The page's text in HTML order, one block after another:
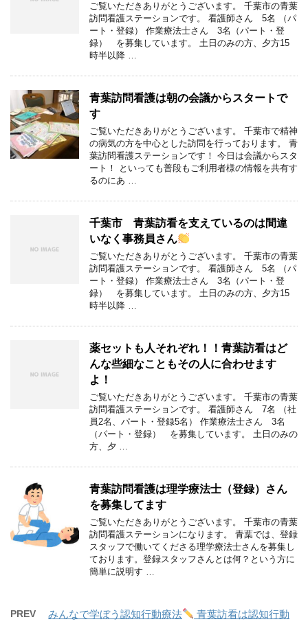
ご覧いただきありがとうございます。 千葉市の青葉
訪問看護ステーションです。 看護師さん 5名 （パ
ート・登録） 作業療法士さん 3名（パート・登
録） を募集しています。 土日のみの方、夕方15
時半以降 …
青葉訪問看護は朝の会議からスタートで
す
ご覧いただきありがとうございます。 千葉市で精神
の病気の方を中心とした訪問を行っております。 青
葉訪問看護ステーションです！ 今日は会議からスタ
ート！ といっても普段もご利用者様の情報を共有す
るのにあ …
千葉市 青葉訪看を支えているのは間違
いなく事務員さん
ご覧いただきありがとうございます。 千葉市の青葉
訪問看護ステーションです。 看護師さん 5名 （パ
ート・登録） 作業療法士さん 3名（パート・登
録） を募集しています。 土日のみの方、夕方15
時半以降 …
薬セットも人それぞれ！！青葉訪看はど
んな些細なこともその人に合わせます
よ！
ご覧いただきありがとうございます。 千葉市の青葉
訪問看護ステーションです。 看護師さん 7名 （社
員2名、パート・登録5名） 作業療法士さん 3名
（パート・登録） を募集しています。 土日のみの
方、夕 …
青葉訪問看護は理学療法士（登録）さん
を募集してます
ご覧いただきありがとうございます。 千葉市の青葉
訪問看護ステーションになります。 青葉では、登録
スタッフで働いてくださる理学療法士さんを募集し
ております。登録スタッフさんとは何？という方に
簡単に説明す …
PREV みんなで学ぼう認知行動療法
青葉訪看は認知行動